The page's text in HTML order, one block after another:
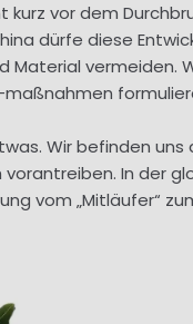
vor dem
dürfe diese
Material
Wir befinden
In der
vom „Mitläufer“